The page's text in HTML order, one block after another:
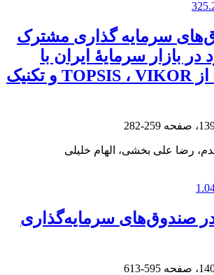
سرمایه گذاری مشترک
در بازار سرمایۀ ایران با
روشی‌ ترکیبی‌ از TOPSIS ، VIKOR و تکنیک
259-282
رضا علی بخشی، الهام خلیلی
در صندوق‌های سرمایه‌گذاری
595-613